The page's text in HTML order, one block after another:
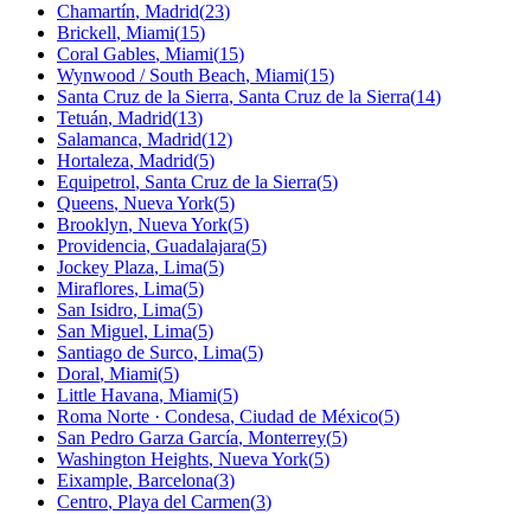
Chamartín, Madrid(23)
Brickell, Miami(15)
Coral Gables, Miami(15)
Wynwood / South Beach, Miami(15)
Santa Cruz de la Sierra, Santa Cruz de la Sierra(14)
Tetuán, Madrid(13)
Salamanca, Madrid(12)
Hortaleza, Madrid(5)
Equipetrol, Santa Cruz de la Sierra(5)
Queens, Nueva York(5)
Brooklyn, Nueva York(5)
Providencia, Guadalajara(5)
Jockey Plaza, Lima(5)
Miraflores, Lima(5)
San Isidro, Lima(5)
San Miguel, Lima(5)
Santiago de Surco, Lima(5)
Doral, Miami(5)
Little Havana, Miami(5)
Roma Norte · Condesa, Ciudad de México(5)
San Pedro Garza García, Monterrey(5)
Washington Heights, Nueva York(5)
Eixample, Barcelona(3)
Centro, Playa del Carmen(3)